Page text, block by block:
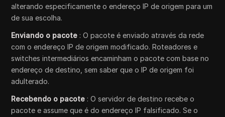
alterando especificamente o endereço IP de origem para um
de sua escolha.
Enviando o pacote : O pacote é enviado através da rede
com o endereço IP de origem modificado. Roteadores e
switches intermediários encaminham o pacote com base no
endereço de destino, sem saber que o IP de origem foi
adulterado.
Recebendo o pacote : O servidor de destino recebe o
pacote e assume que é do endereço IP falsificado. Se o